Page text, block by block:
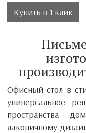
Купить в 1 клик
Офисный стол в
универсальное
пространства
лаконичному